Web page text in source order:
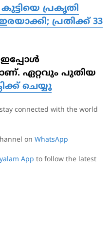
പ്രകൃതി
പ്രതിക്ക് 33
ഏറ്റവും പുതിയ
ചെയ്യൂ
connected with the world
on WhatsApp
App to follow the latest